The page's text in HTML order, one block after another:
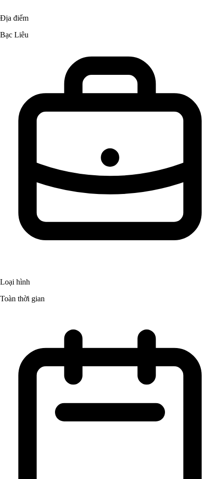
Địa điểm
Bạc Liêu
Loại hình
Toàn thời gian